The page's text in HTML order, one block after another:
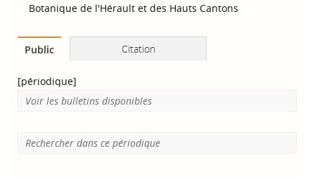
Botanique de l'Hérault et des Hauts Cantons
Public Citation
[périodique]
Voir les bulletins disponibles
Rechercher dans ce périodique